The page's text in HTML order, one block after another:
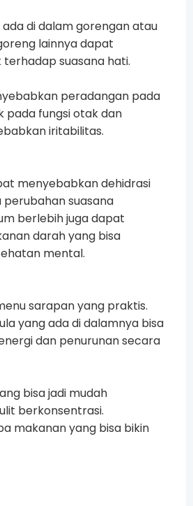
di dalam gorengan atau
lainnya dapat
suasana hati.
peradangan pada
pada fungsi otak dan
iritabilitas.
menyebabkan dehidrasi
suasana
berlebih juga dapat
darah yang bisa
mental.
sarapan yang praktis.
yang ada di dalamnya bisa
dan penurunan secara
bisa jadi mudah
berkonsentrasi.
makanan yang bisa bikin